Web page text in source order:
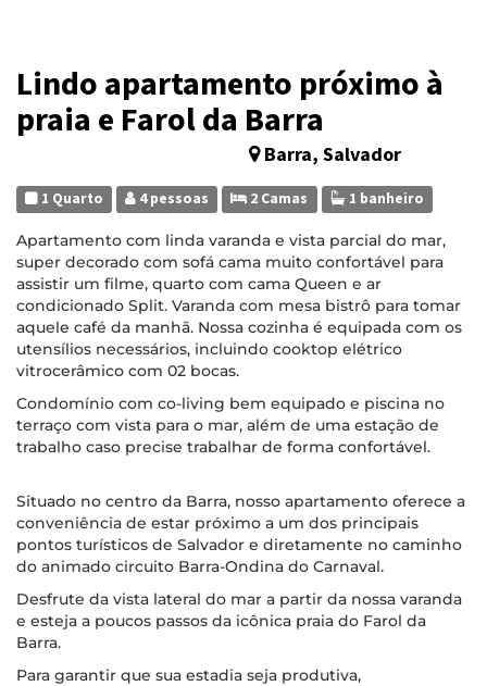
Lindo apartamento próximo à
praia e Farol da Barra
Barra, Salvador
1 Quarto 4 pessoas 2 Camas 1 banheiro
Apartamento com linda varanda e vista parcial do mar,
super decorado com sofá cama muito confortável para
assistir um filme, quarto com cama Queen e ar
condicionado Split. Varanda com mesa bistrô para tomar
aquele café da manhã. Nossa cozinha é equipada com os
utensílios necessários, incluindo cooktop elétrico
vitrocerâmico com 02 bocas.
Condomínio com co-living bem equipado e piscina no
terraço com vista para o mar, além de uma estação de
trabalho caso precise trabalhar de forma confortável.
Situado no centro da Barra, nosso apartamento oferece a
conveniência de estar próximo a um dos principais
pontos turísticos de Salvador e diretamente no caminho
do animado circuito Barra-Ondina do Carnaval.
Desfrute da vista lateral do mar a partir da nossa varanda
e esteja a poucos passos da icônica praia do Farol da
Barra.
Para garantir que sua estadia seja produtiva,